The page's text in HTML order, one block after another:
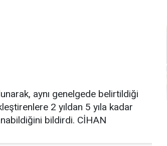
aynı genelgede belirtildiği
2 yıldan 5 yıla kadar
bildirdi. CİHAN